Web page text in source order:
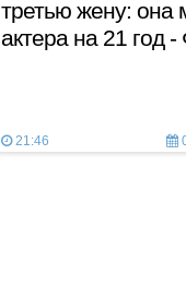
третью жену: она
актера на 21 год
21:46